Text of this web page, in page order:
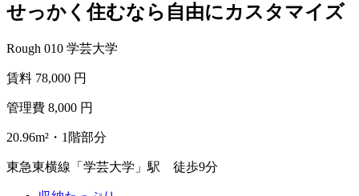
せっかく住むなら自由にカスタマイズ
Rough 010 学芸大学
賃料 78,000 円
管理費 8,000 円
20.96m²・1階部分
東急東横線「学芸大学」駅 徒歩9分